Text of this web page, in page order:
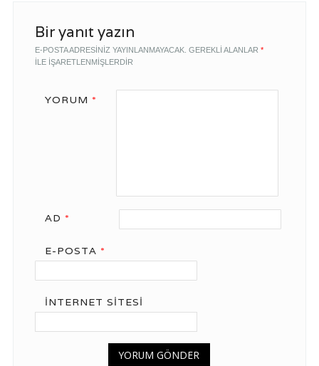
Bir yanıt yazın
E-POSTA ADRESINIZ YAYINLANMAYACAK. GEREKLI ALANLAR *
ILE IŞARETLENMIŞLERDIR
YORUM *
AD *
E-POSTA *
İNTERNET SITESI